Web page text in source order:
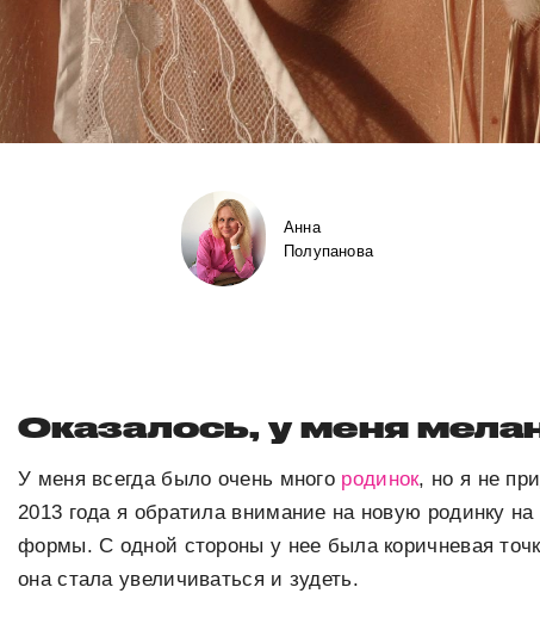
Анна
Полупанова
Оказалось, у меня
У меня всегда было очень много родинок, но я не
2013 года я обратила внимание на новую родинку
формы. С одной стороны у нее была коричневая
она стала увеличиваться и зудеть.